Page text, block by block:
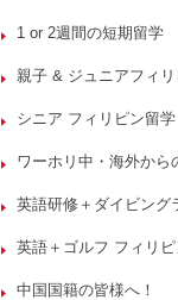
1 or 2週間の短期留学
親子 & ジュニアフィ
シニア フィリピン留学
ワーホリ中・海外から
英語研修＋ダイビング
英語＋ゴルフ フィリ
中国国籍の皆様へ！